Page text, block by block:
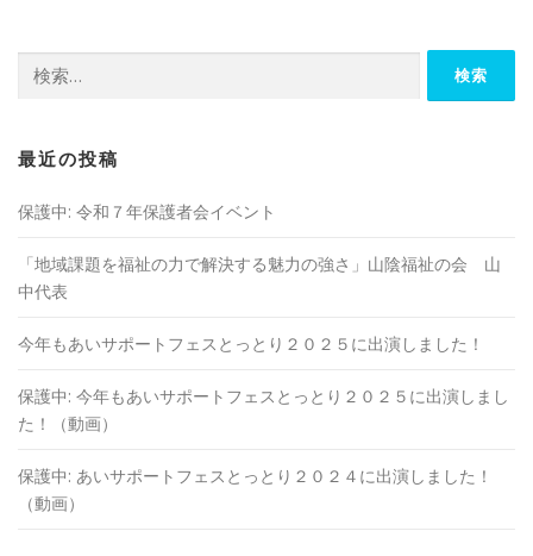
索:
最近の投稿
保護中: 令和７年保護者会イベント
「地域課題を福祉の⼒で解決する魅⼒の強さ」山陰福祉の会 山
中代表
今年もあいサポートフェスとっとり２０２５に出演しました！
保護中: 今年もあいサポートフェスとっとり２０２５に出演しまし
た！（動画）
保護中: あいサポートフェスとっとり２０２４に出演しました！
（動画）